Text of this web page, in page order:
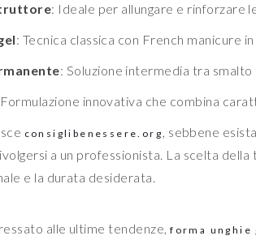
: Ideale per allungare e rinforzare
: Tecnica classica con French manicure
: Soluzione intermedia tra
innovativa che combina
consiglibenessere.org, sebbene
a un professionista. La scelta
e la durata desiderata.
alle ultime tendenze,forma unghie